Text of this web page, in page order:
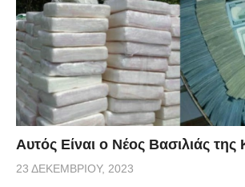
Αυτός Είναι ο Νέος Βασιλιάς της
23 ΔΕΚΕΜΒΡΊΟΥ, 2023